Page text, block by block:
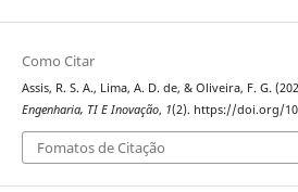
Como Citar
Assis, R. S. A., Lima, A. D. de, & Oliveira, F. G.
Engenharia, TI E Inovação, 1(2). https://doi.org/
Fomatos de Citação